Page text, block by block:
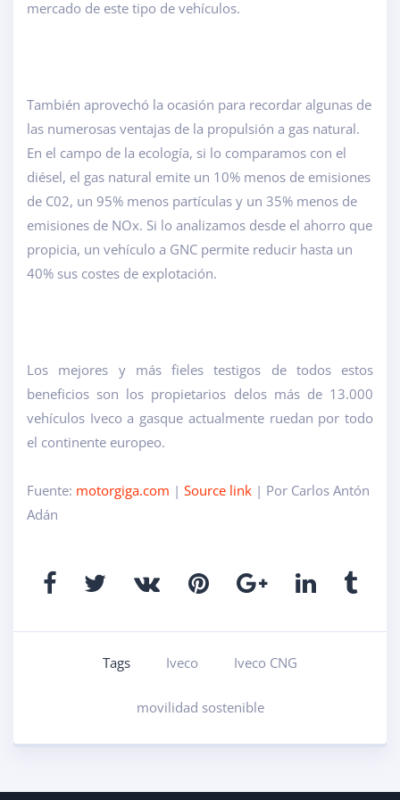
mercado de este tipo de vehículos.
También aprovechó la ocasión para recordar algunas de
las numerosas ventajas de la propulsión a gas natural.
En el campo de la ecología, si lo comparamos con el
diésel, el gas natural emite un 10% menos de emisiones
de C02, un 95% menos partículas y un 35% menos de
emisiones de NOx. Si lo analizamos desde el ahorro que
propicia, un vehículo a GNC permite reducir hasta un
40% sus costes de explotación.
Los mejores y más fieles testigos de todos estos
beneficios son los propietarios delos más de 13.000
vehículos Iveco a gasque actualmente ruedan por todo
el continente europeo.
Fuente: motorgiga.com | Source link | Por Carlos Antón
Adán
Tags Iveco Iveco CNG
movilidad sostenible